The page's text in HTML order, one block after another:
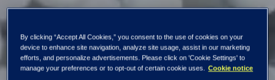
By clicking “Accept All Cookies,” you consent to the use of cookies on your
device to enhance site navigation, analyze site usage, assist in our marketing
efforts, and personalize advertisements. Please click on 'Cookie Settings' to
manage your preferences or to opt-out of certain cookie uses. Cookie notice